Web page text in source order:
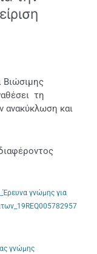
Βιώσιμης
τη
ανακύκλωση και
γνώμης για
γνώμης